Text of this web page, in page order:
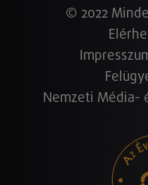
© 2022
Nemzeti Média-